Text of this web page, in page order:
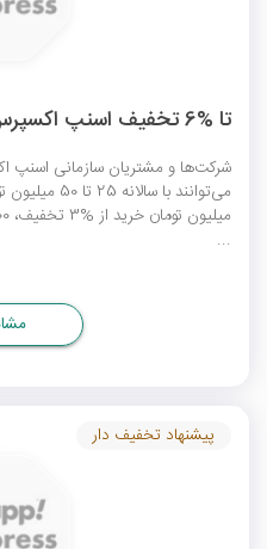
تا %6 تخفیف اسنپ اکسپرس برای مشتریان سازمانی
شرکت‌ها و مشتریان سازمانی اسنپ
...
پیشنهاد تخفیف دار